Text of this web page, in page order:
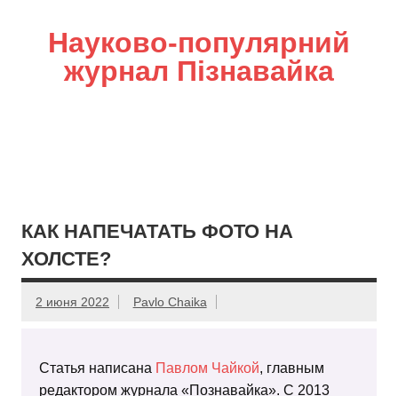
Науково-популярний
журнал Пізнавайка
КАК НАПЕЧАТАТЬ ФОТО НА
ХОЛСТЕ?
2 июня 2022 Pavlo Chaika
Статья написана Павлом Чайкой, главным
редактором журнала «Познавайка». С 2013